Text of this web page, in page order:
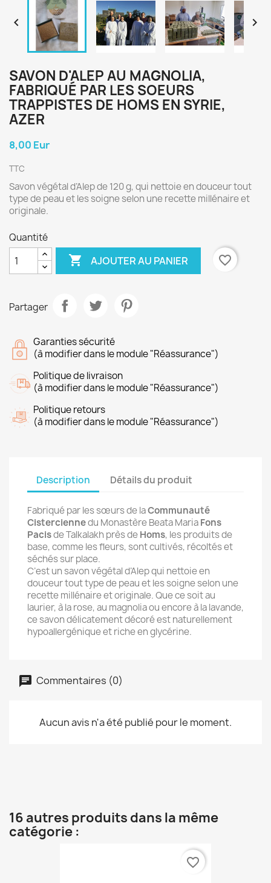
 
SAVON D'ALEP AU MAGNOLIA,
FABRIQUÉ PAR LES SOEURS
TRAPPISTES DE HOMS EN SYRIE,
AZER
8,00 Eur
TTC
Savon végétal d’Alep de 120 g, qui nettoie en douceur tout
type de peau et les soigne selon une recette millénaire et
originale.
Quantité
 AJOUTER AU PANIER favorite_border
Partager
Garanties sécurité
(à modifier dans le module "Réassurance")
Politique de livraison
(à modifier dans le module "Réassurance")
Politique retours
(à modifier dans le module "Réassurance")
Description Détails du produit
Fabriqué par les sœurs de laCommunauté
Cisterciennedu Monastère Beata MariaFons
Pacisde Talkalakh près deHoms, les produits de
base, comme les fleurs, sont cultivés, récoltés et
séchés sur place.
C’est un savon végétal d’Alep qui nettoie en
douceur tout type de peau et les soigne selon une
recette millénaire et originale. Que ce soit au
laurier, à la rose, au magnolia ou encore à la lavande,
ce savon délicatement décoré est naturellement
hypoallergénique et riche en glycérine.
Commentaires (0)
Aucun avis n'a été publié pour le moment.
16 autres produits dans la même
catégorie :
favorite_border